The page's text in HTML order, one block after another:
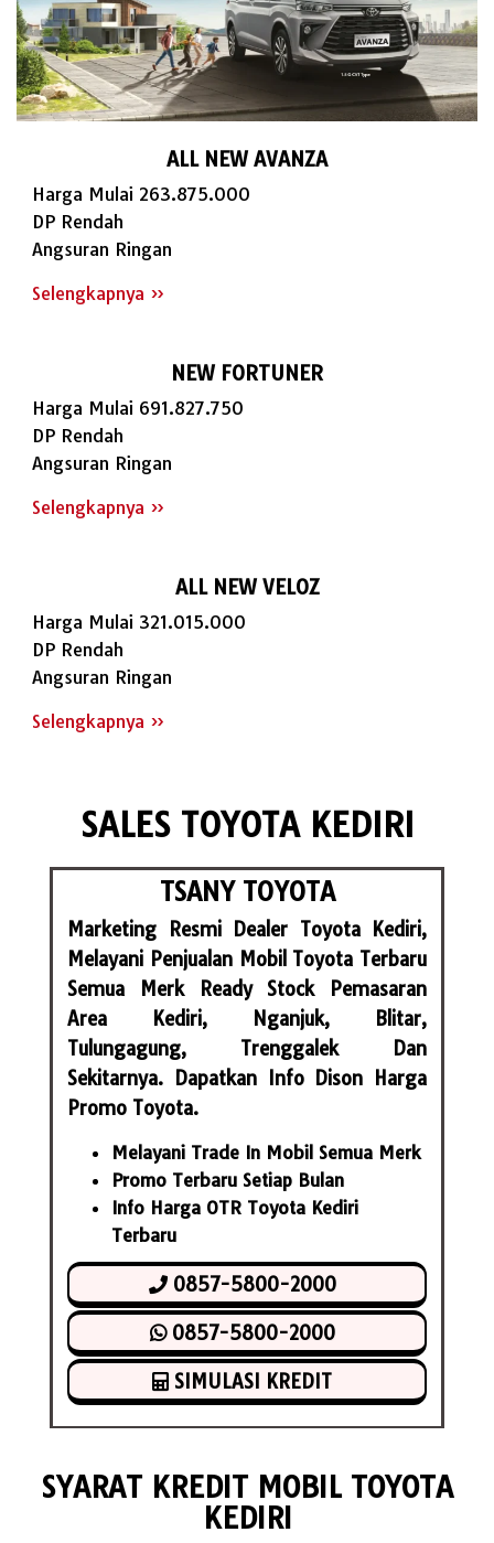
ALL NEW AVANZA
Harga Mulai 263.875.000
DP Rendah
Angsuran Ringan
Selengkapnya »
NEW FORTUNER
Harga Mulai 691.827.750
DP Rendah
Angsuran Ringan
Selengkapnya »
ALL NEW VELOZ
Harga Mulai 321.015.000
DP Rendah
Angsuran Ringan
Selengkapnya »
SALES TOYOTA KEDIRI
TSANY TOYOTA
Marketing Resmi Dealer Toyota Kediri,
Melayani Penjualan Mobil Toyota Terbaru
Semua Merk Ready Stock Pemasaran
Area Kediri, Nganjuk, Blitar,
Tulungagung, Trenggalek Dan
Sekitarnya. Dapatkan Info Dison Harga
Promo Toyota.
Melayani Trade In Mobil Semua Merk
Promo Terbaru Setiap Bulan
Info Harga OTR Toyota Kediri
Terbaru
0857-5800-2000
0857-5800-2000
SIMULASI KREDIT
SYARAT KREDIT MOBIL TOYOTA
KEDIRI